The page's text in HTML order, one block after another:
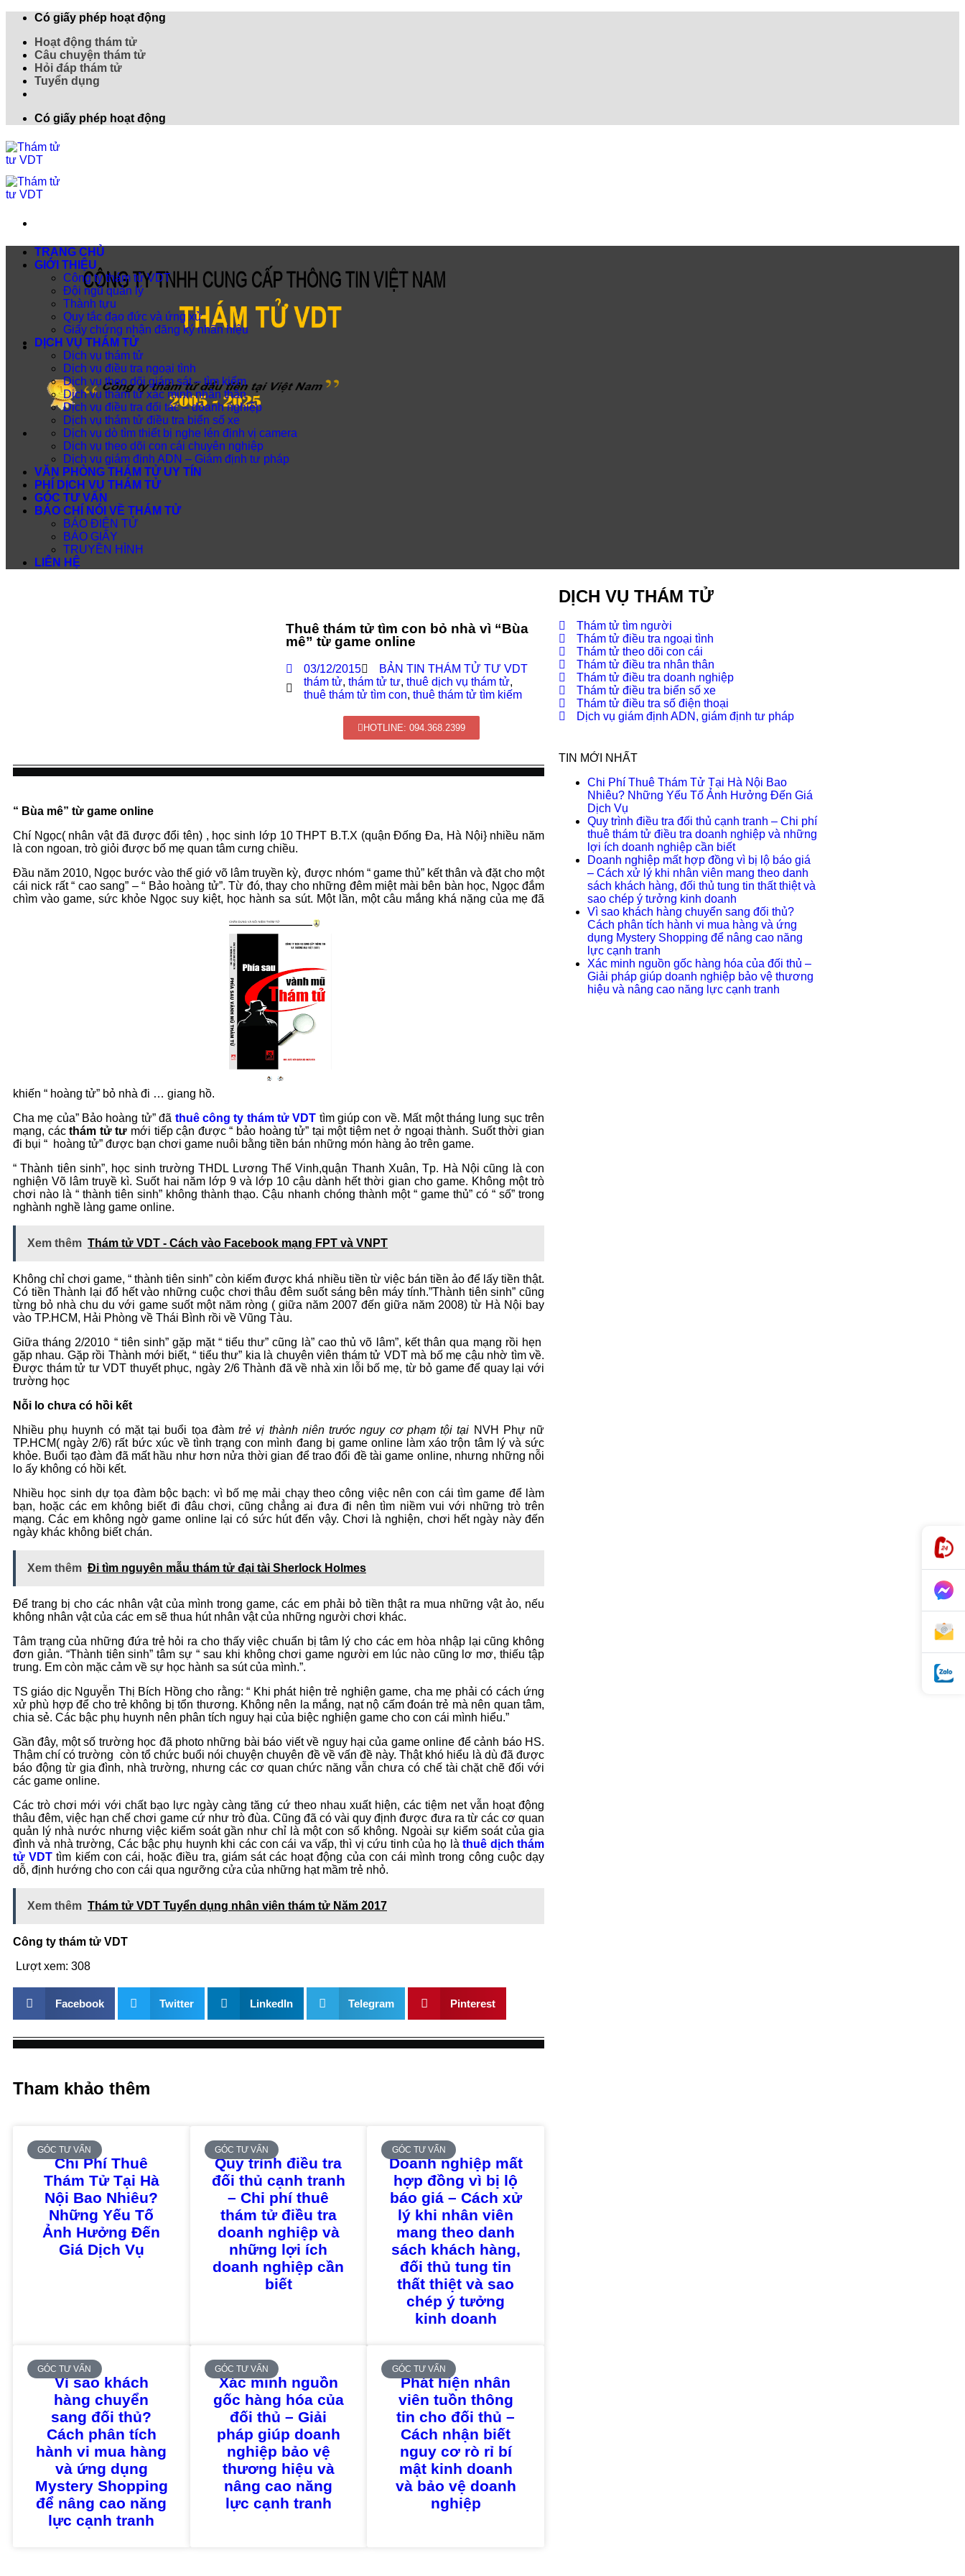
Có giấy phép hoạt động
Hoạt động thám tử
Câu chuyện thám tử
Hỏi đáp thám tử
Tuyển dụng
Có giấy phép hoạt động
TRANG CHỦ
GIỚI THIỆU
Công ty thám tử VDT
Đội ngũ quản lý
Thành tựu
Quy tắc đạo đức và ứng xử
Giấy chứng nhận đăng ký nhãn hiệu
DỊCH VỤ THÁM TỬ
Dịch vụ thám tử
Dịch vụ điều tra ngoại tình
Dịch vụ theo dõi giám sát – tìm kiếm
Dịch vụ thám tử xác minh nhân thân
Dịch vụ điều tra đối tác – doanh nghiệp
Dịch vụ thám tử điều tra biển số xe
Dịch vụ dò tìm thiết bị nghe lén định vị camera
Dịch vụ theo dõi con cái chuyên nghiệp
Dịch vụ giám định ADN – Giám định tư pháp
VĂN PHÒNG THÁM TỬ UY TÍN
PHÍ DỊCH VỤ THÁM TỬ
GÓC TƯ VẤN
BÁO CHÍ NÓI VỀ THÁM TỬ
BÁO ĐIỆN TỬ
BÁO GIẤY
TRUYỀN HÌNH
LIÊN HỆ
Thuê thám tử tìm con bỏ nhà vì “Bùa
mê” từ game online
03/12/2015
BẢN TIN THÁM TỬ TƯ VDT
thám tử, thám tử tư, thuê dịch vụ thám tử,
thuê thám tử tìm con, thuê thám tử tìm kiếm
HOTLINE: 094.368.2399
“ Bùa mê” từ game online
Chí Ngọc( nhân vật đã được đổi tên) , học sinh lớp 10 THPT B.T.X (quận Đống Đa, Hà Nội} nhiều năm
là con ngoan, trò giỏi được bố mẹ quan tâm cưng chiều.
Đầu năm 2010, Ngọc bước vào thế giớ võ lâm truyền kỳ, được nhóm “ game thủ” kết thân và đặt cho một
cái nick rất “ cao sang” – “ Bảo hoàng tử”. Từ đó, thay cho những đêm miệt mài bên bàn học, Ngọc đắm
chìm vào game, sức khỏe Ngọc suy kiệt, học hành sa sút. Một lần, một câu mắng khá nặng của mẹ đã
khiến “ hoàng tử” bỏ nhà đi … giang hồ.
Cha mẹ của” Bảo hoàng tử” đã thuê công ty thám tử VDT tìm giúp con về. Mất một tháng lung sục trên
mạng, cácthám tử tư mới tiếp cận được “ bảo hoàng tử” tại một tiệm net ở ngoại thành. Suốt thời gian
đi bụi “ hoàng tử” được bạn chơi game nuôi bằng tiền bán những món hàng ảo trên game.
“ Thành tiên sinh”, học sinh trường THDL Lương Thế Vinh,quận Thanh Xuân, Tp. Hà Nội cũng là con
nghiện Võ lâm truyề kì. Suốt hai năm lớp 9 và lớp 10 cậu dành hết thời gian cho game. Không một trò
chơi nào là “ thành tiên sinh” không thành thạo. Cậu nhanh chóng thành một “ game thủ” có “ số” trong
nghành nghề làng game online.
Xem thêm Thám tử VDT - Cách vào Facebook mạng FPT và VNPT
Không chỉ chơi game, “ thành tiên sinh” còn kiếm được khá nhiều tiền từ việc bán tiền ảo để lấy tiền thật.
Có tiền Thành lại đổ hết vào những cuộc chơi thâu đêm suốt sáng bên máy tính.”Thành tiên sinh” cũng
từng bỏ nhà chu du với game suốt một năm ròng ( giữa năm 2007 đến giữa năm 2008) từ Hà Nội bay
vào TP.HCM, Hải Phòng về Thái Bình rồi về Vũng Tàu.
Giữa tháng 2/2010 “ tiên sinh” gặp mặt “ tiểu thư” cũng là” cao thủ võ lâm”, kết thân qua mạng rồi hẹn
gặp nhau. Gặp rồi Thành mới biết, “ tiểu thư” kia là chuyên viên thám tử VDT mà bố mẹ cậu nhờ tìm về.
Được thám tử tư VDT thuyết phục, ngày 2/6 Thành đã về nhà xin lỗi bố mẹ, từ bỏ game để quay lại với
trường học
Nỗi lo chưa có hồi kết
Nhiều phụ huynh có mặt tại buổi tọa đàmtrẻ vị thành niên trước nguy cơ phạm tội tại NVH Phự nữ
TP.HCM( ngày 2/6) rất bức xúc về tình trạng con mình đang bị game online làm xáo trộn tâm lý và sức
khỏe. Buổi tạo đàm đã mất hầu như hơn nửa thời gian để trao đổi đề tài game online, nhưng những nỗi
lo ấy không có hồi kết.
Nhiều học sinh dự tọa đàm bộc bạch: vì bố mẹ mải chạy theo công việc nên con cái tìm game để làm
bạn, hoặc các em không biết đi đâu chơi, cũng chẳng ai đưa đi nên tìm niềm vui với những trò trên
mạng. Các em không ngờ game online lại có sức hút đến vậy. Chơi là nghiện, chơi hết ngày này đến
ngày khác không biết chán.
Xem thêm Đi tìm nguyên mẫu thám tử đại tài Sherlock Holmes
Để trang bị cho các nhân vật của mình trong game, các em phải bỏ tiền thật ra mua những vật ảo, nếu
không nhân vật của các em sẽ thua hút nhân vật của những người chơi khác.
Tâm trạng của những đứa trẻ hỏi ra cho thấy việc chuẩn bị tâm lý cho các em hòa nhập lại cũng không
đơn giản. “Thành tiên sinh” tâm sự “ sau khi không chơi game người em lúc nào cũng lơ mơ, thiếu tập
trung. Em còn mặc cảm về sự học hành sa sút của mình.”.
TS giáo dịc Nguyễn Thị Bích Hồng cho rằng: “ Khi phát hiện trẻ nghiện game, cha mẹ phải có cách ứng
xử phù hợp để cho trẻ không bị tổn thương. Không nên la mắng, nạt nộ cấm đoán trẻ mà nên quan tâm,
chia sẻ. Các bậc phụ huynh nên phân tích nguy hại của biệc nghiện game cho con cái mình hiểu.”
Gần đây, một số trường học đã photo những bài báo viết về nguy hại của game online để cảnh báo HS.
Thậm chí có trường còn tổ chức buổi nói chuyện chuyên đề về vấn đề này. Thật khó hiểu là dù đã được
báo động từ gia đình, nhà trường, nhưng các cơ quan chức năng vẫn chưa có chế tài chặt chẽ đối với
các game online.
Các trò chơi mới với chất bạo lực ngày càng tăng cứ theo nhau xuất hiện, các tiệm net vẫn hoạt động
thâu đêm, việc hạn chế chơi game cứ như trò đùa. Cũng đã có vài quy định được đưa ra từ các cơ quan
quản lý nhà nước nhưng việc kiểm soát gần như chỉ là một con số không. Ngoài sự kiểm soát của gia
đình và nhà trường, Các bậc phụ huynh khi các con cái va vấp, thì vị cứu tinh của họ làthuê dịch thám
tử VDT tìm kiếm con cái, hoặc điều tra, giám sát các hoạt động của con cái mình trong công cuộc dạy
dỗ, định hướng cho con cái qua ngưỡng cửa của những hạt mầm trẻ nhỏ.
Xem thêm Thám tử VDT Tuyển dụng nhân viên thám tử Năm 2017
Công ty thám tử VDT
Lượt xem: 308
Facebook Twitter LinkedIn Telegram Pinterest
Tham khảo thêm
GÓC TƯ VẤN
Chi Phí Thuê
Thám Tử Tại Hà
Nội Bao Nhiêu?
Những Yếu Tố
Ảnh Hưởng Đến
Giá Dịch Vụ
GÓC TƯ VẤN
Quy trình điều tra
đối thủ cạnh tranh
– Chi phí thuê
thám tử điều tra
doanh nghiệp và
những lợi ích
doanh nghiệp cần
biết
GÓC TƯ VẤN
Doanh nghiệp mất
hợp đồng vì bị lộ
báo giá – Cách xử
lý khi nhân viên
mang theo danh
sách khách hàng,
đối thủ tung tin
thất thiệt và sao
chép ý tưởng
kinh doanh
GÓC TƯ VẤN
Vì sao khách
hàng chuyển
sang đối thủ?
Cách phân tích
hành vi mua hàng
và ứng dụng
Mystery Shopping
để nâng cao năng
lực cạnh tranh
GÓC TƯ VẤN
Xác minh nguồn
gốc hàng hóa của
đối thủ – Giải
pháp giúp doanh
nghiệp bảo vệ
thương hiệu và
nâng cao năng
lực cạnh tranh
GÓC TƯ VẤN
Phát hiện nhân
viên tuồn thông
tin cho đối thủ –
Cách nhận biết
nguy cơ rò rỉ bí
mật kinh doanh
và bảo vệ doanh
nghiệp
DỊCH VỤ THÁM TỬ
Thám tử tìm người
Thám tử điều tra ngoại tình
Thám tử theo dõi con cái
Thám tử điều tra nhân thân
Thám tử điều tra doanh nghiệp
Thám tử điều tra biển số xe
Thám tử điều tra số điện thoại
Dịch vụ giám định ADN, giám định tư pháp
TIN MỚI NHẤT
Chi Phí Thuê Thám Tử Tại Hà Nội Bao
Nhiêu? Những Yếu Tố Ảnh Hưởng Đến Giá
Dịch Vụ
Quy trình điều tra đối thủ cạnh tranh – Chi phí
thuê thám tử điều tra doanh nghiệp và những
lợi ích doanh nghiệp cần biết
Doanh nghiệp mất hợp đồng vì bị lộ báo giá
– Cách xử lý khi nhân viên mang theo danh
sách khách hàng, đối thủ tung tin thất thiệt và
sao chép ý tưởng kinh doanh
Vì sao khách hàng chuyển sang đối thủ?
Cách phân tích hành vi mua hàng và ứng
dụng Mystery Shopping để nâng cao năng
lực cạnh tranh
Xác minh nguồn gốc hàng hóa của đối thủ –
Giải pháp giúp doanh nghiệp bảo vệ thương
hiệu và nâng cao năng lực cạnh tranh